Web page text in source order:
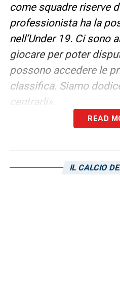
come squadre riserve
professionista ha la
nell’Under 19. Ci sono
giocare per poter
possono accedere le
classifica. Siamo
centrarli».
CALCIO ITALIANO –
arriviamo un’ora prima
READ
IL CALCIO